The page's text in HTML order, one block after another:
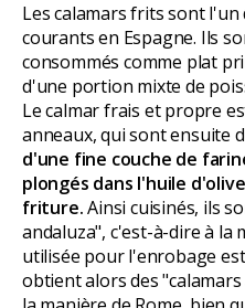
Les calamars frits sont l'un
courants en Espagne. Ils
consommés comme plat
d'une portion mixte de
Le calmar frais et propre
anneaux, qui sont ensuite
d'une fine couche de
plongés dans l'huile
friture.Ainsi cuisinés, ils
andaluza", c'est-à-dire à la
utilisée pour l'enrobage
obtient alors des